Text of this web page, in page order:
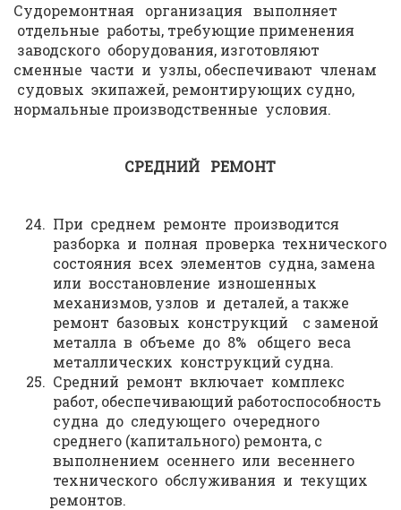
Судоремонтная организация выполняет
отдельные работы, требующие применения
заводского оборудования, изготовляют
сменные части и узлы, обеспечивают членам
судовых экипажей, ремонтирующих судно,
нормальные производственные условия.
СРЕДНИЙ РЕМОНТ
При среднем ремонте производится
разборка и полная проверка технического
состояния всех элементов судна, замена
или восстановление изношенных
механизмов, узлов и деталей, а также
ремонт базовых конструкций с заменой
металла в объеме до 8% общего веса
металлических конструкций судна.
Средний ремонт включает комплекс
работ, обеспечивающий работоспособность
судна до следующего очередного
среднего (капитального) ремонта, с
выполнением осеннего или весеннего
технического обслуживания и текущих
ремонтов.